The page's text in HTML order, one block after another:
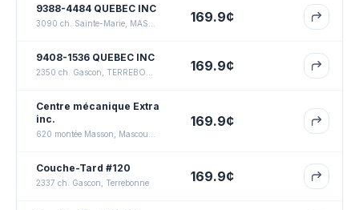
9388-4484 QUEBEC INC
169.9¢
9408-1536 QUEBEC INC
169.9¢
Centre mécanique Extra
inc.
169.9¢
Couche-Tard #120
2337 ch. Gascon, Terrebonne 169.9¢